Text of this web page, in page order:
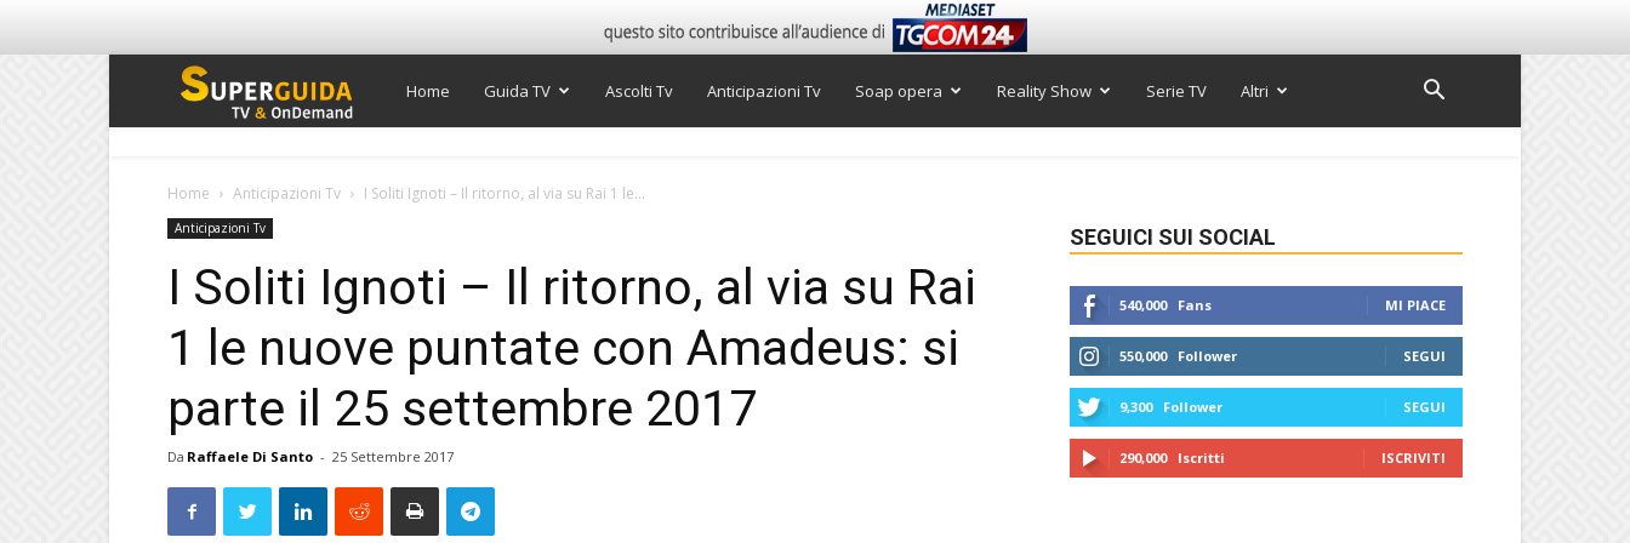
Super
Home Guida TV Ascolti Tv Anticipazioni Tv Soap opera Reality Show Serie TV Altri
Home Anticipazioni Tv I Soliti Ignoti – Il ritorno, al via su Rai 1 le...
Anticipazioni Tv
I Soliti Ignoti – Il ritorno, al via su Rai
1 le nuove puntate con Amadeus: si
parte il 25 settembre 2017
Da Raffaele Di Santo - 25 Settembre 2017
SEGUICI SUI SOCIAL
540,000 Fans MI PIACE
550,000 Follower SEGUI
9,300 Follower SEGUI
290,000 Iscritti ISCRIVITI